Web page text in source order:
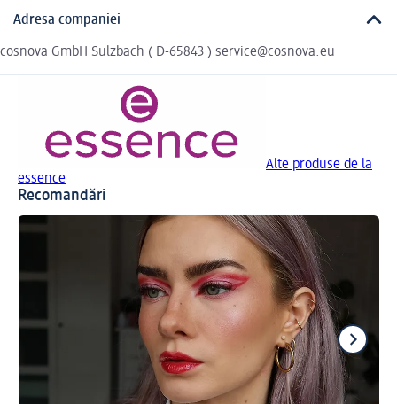
Adresa companiei
cosnova GmbH Sulzbach ( D-65843 ) service@cosnova.eu
Alte produse de la
essence
Recomandări